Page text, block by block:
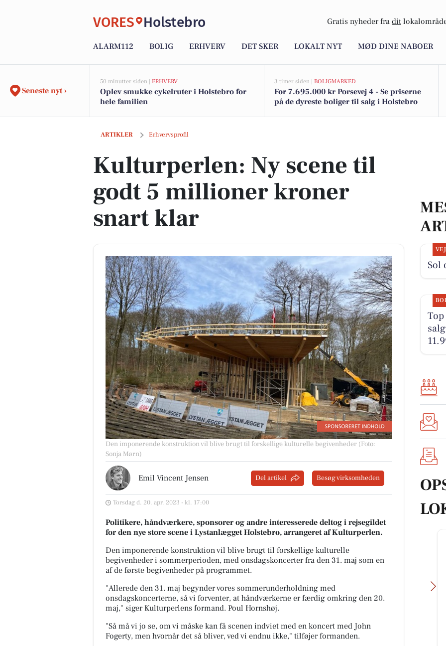
VORES Holstebro Gratis nyheder fra dit
ALARM112 BOLIG ERHVERV DET SKER LOKALT NYT MØD DINE NABOER
Seneste nyt ›
50 minutter siden | ERHVERV
Oplev smukke cykelruter i Holstebro for
hele familien
3 timer siden | BOLIGMARKED
For 7.695.000 kr Porsevej 4 - Se priserne
på de dyreste boliger til salg i Holstebro
ARTIKLER Erhvervsprofil
Kulturperlen: Ny scene til godt 5 millioner kroner snart klar
Kulturperlen: Ny scene til
godt 5 millioner kroner
snart klar
Den imponerende konstruktion vil blive brugt til forskellige kulturelle begivenheder (Foto:
Sonja Mørn)
Emil Vincent Jensen Del artikel Besøg virksomheden
Torsdag d. 20. apr. 2023 - kl. 17:00
Politikere, håndværkere, sponsorer og andre interesserede deltog i rejsegildet
for den nye store scene i Lystanlægget Holstebro, arrangeret af Kulturperlen.
Den imponerende konstruktion vil blive brugt til forskellige kulturelle
begivenheder i sommerperioden, med onsdagskoncerter fra den 31. maj som en
af de første begivenheder på programmet.
"Allerede den 31. maj begynder vores sommerunderholdning med
onsdagskoncerterne, så vi forventer, at håndværkerne er færdig omkring den 20.
maj," siger Kulturperlens formand. Poul Hornshøj.
"Så må vi jo se, om vi måske kan få scenen indviet med en koncert med John
Fogerty, men hvornår det så bliver, ved vi endnu ikke," tilføjer formanden.
Sol